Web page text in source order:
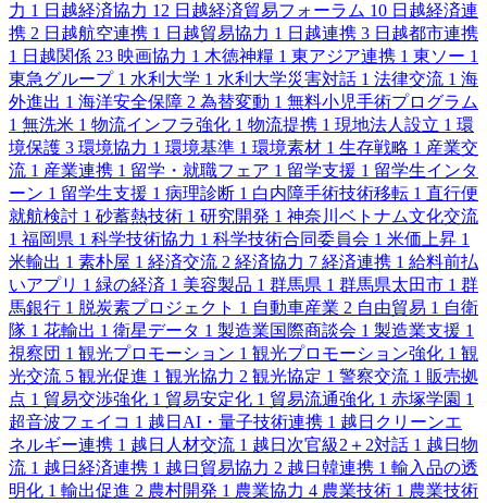
力 1 日越経済協力 12 日越経済貿易フォーラム 10 日越経済連
携 2 日越航空連携 1 日越貿易協力 1 日越連携 3 日越都市連携
1 日越関係 23 映画協力 1 木徳神糧 1 東アジア連携 1 東ソー 1
東急グループ 1 水利大学 1 水利大学災害対話 1 法律交流 1 海
外進出 1 海洋安全保障 2 為替変動 1 無料小児手術プログラム
1 無洗米 1 物流インフラ強化 1 物流提携 1 現地法人設立 1 環
境保護 3 環境協力 1 環境基準 1 環境素材 1 生存戦略 1 産業交
流 1 産業連携 1 留学・就職フェア 1 留学支援 1 留学生インタ
ーン 1 留学生支援 1 病理診断 1 白内障手術技術移転 1 直行便
就航検討 1 砂蓄熱技術 1 研究開発 1 神奈川ベトナム文化交流
1 福岡県 1 科学技術協力 1 科学技術合同委員会 1 米価上昇 1
米輸出 1 素朴屋 1 経済交流 2 経済協力 7 経済連携 1 給料前払
いアプリ 1 緑の経済 1 美容製品 1 群馬県 1 群馬県太田市 1 群
馬銀行 1 脱炭素プロジェクト 1 自動車産業 2 自由貿易 1 自衛
隊 1 花輸出 1 衛星データ 1 製造業国際商談会 1 製造業支援 1
視察団 1 観光プロモーション 1 観光プロモーション強化 1 観
光交流 5 観光促進 1 観光協力 2 観光協定 1 警察交流 1 販売拠
点 1 貿易交渉強化 1 貿易安定化 1 貿易流通強化 1 赤塚学園 1
超音波フェイコ 1 越日AI・量子技術連携 1 越日クリーンエ
ネルギー連携 1 越日人材交流 1 越日次官級2＋2対話 1 越日物
流 1 越日経済連携 1 越日貿易協力 2 越日韓連携 1 輸入品の透
明化 1 輸出促進 2 農村開発 1 農業協力 4 農業技術 1 農業技術